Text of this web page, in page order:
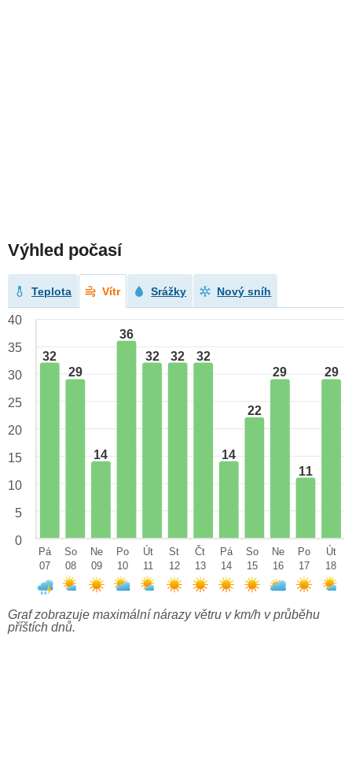
Výhled počasí
Teplota Vítr Srážky Nový sníh
32
29
14
36
32
32 32
14
22
29
11
29
40
35
30
25
20
15
10
5
0
Pá
07
So
08
Ne
09
Po
10
Út
11
St
12
Čt
13
Pá
14
So
15
Ne
16
Po
17
Út
18
Graf zobrazuje maximální nárazy větru v km/h v průběhu
příštích dnů.